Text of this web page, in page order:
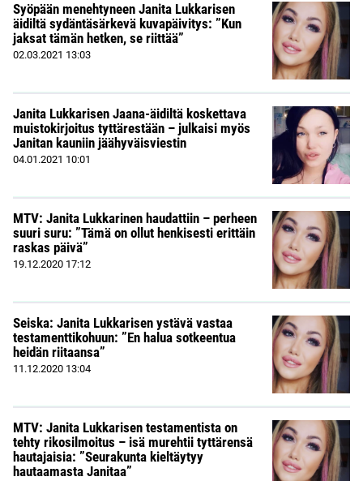
Syöpään menehtyneen Janita Lukkarisen
äidiltä sydäntäsärkevä kuvapäivitys: ”Kun
jaksat tämän hetken, se riittää”
02.03.2021 13:03
Janita Lukkarisen Jaana-äidiltä koskettava
muistokirjoitus tyttärestään – julkaisi myös
Janitan kauniin jäähyväisviestin
04.01.2021 10:01
MTV: Janita Lukkarinen haudattiin – perheen
suuri suru: ”Tämä on ollut henkisesti erittäin
raskas päivä”
19.12.2020 17:12
Seiska: Janita Lukkarisen ystävä vastaa
testamenttikohuun: ”En halua sotkeentua
heidän riitaansa”
11.12.2020 13:04
MTV: Janita Lukkarisen testamentista on
tehty rikosilmoitus – isä murehtii tyttärensä
hautajaisia: ”Seurakunta kieltäytyy
hautaamasta Janitaa”